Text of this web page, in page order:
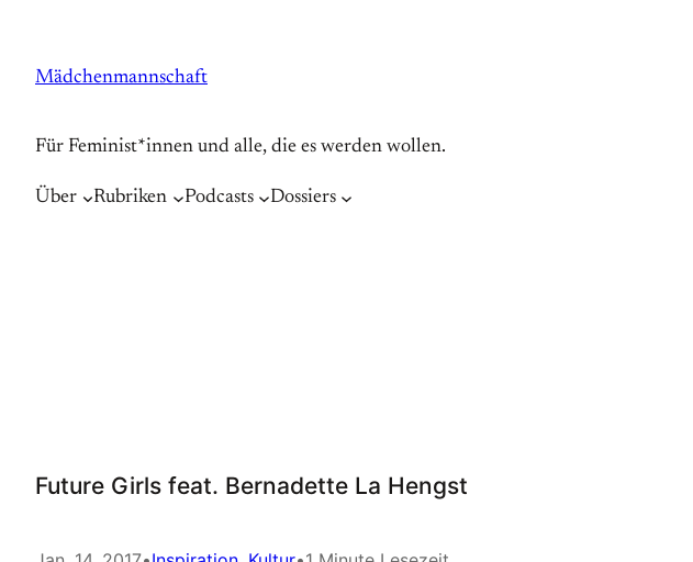
springen
Mädchenmannschaft
Für Feminist*innen und alle, die es werden wollen.
Über Rubriken Podcasts Dossiers
Future Girls feat. Bernadette La Hengst